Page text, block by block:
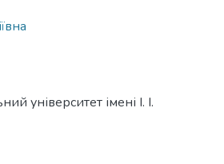
університет імені І. І.